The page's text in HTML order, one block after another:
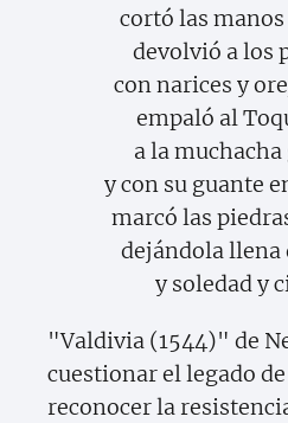
cortó las
devolvió a los
con narices y
empaló al
a la
y con su guante
marcó las
dejándola llena
y soledad y
"Valdivia (1544)" de
cuestionar el legado
reconocer la